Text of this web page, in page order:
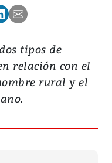
tipos de
relación con el
rural y el